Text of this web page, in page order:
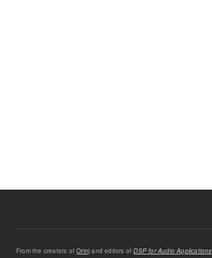
From the creators ofOrinj and editors ofDSP for Audio Applications